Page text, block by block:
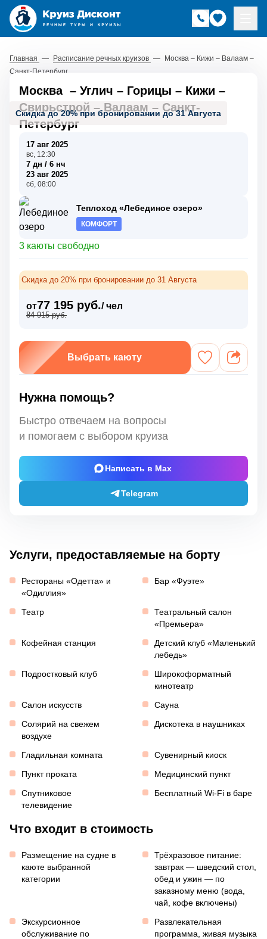
Главная — Расписание речных круизов — Москва – Кижи – Валаам –
Санкт-Петербург
Скидка до 20% при бронировании до 31 Августа
Москва – Углич – Горицы – Кижи –
Свирьстрой –Валаам – Санкт-
Петербург
17 авг 2025
вс, 12:30
7 дн / 6 нч
23 авг 2025
сб, 08:00
Теплоход «Лебединое озеро»
КОМФОРТ
3 каюты свободно
Скидка до 20% при бронировании до 31 Августа
от77 195 руб./ чел
84 915 руб.
Выбрать каюту
Нужна помощь?
Быстро отвечаем на вопросы
и помогаем с выбором круиза
Написать в Max
Telegram
Услуги, предоставляемые на борту
Рестораны «Одетта» и
«Одиллия»
Бар «Фуэте»
Театр
Театральный салон
«Премьера»
Кофейная станция
Детский клуб «Маленький
лебедь»
Подростковый клуб
Широкоформатный
кинотеатр
Салон искусств
Сауна
Солярий на свежем
воздухе
Дискотека в наушниках
Гладильная комната
Сувенирный киоск
Пункт проката
Медицинский пункт
Спутниковое
телевидение
Бесплатный Wi-Fi в баре
Что входит в стоимость
Размещение на судне в
каюте выбранной
категории
Трёхразовое питание:
завтрак — шведский стол,
обед и ужин — по
заказному меню (вода,
чай, кофе включены)
Экскурсионное
обслуживание по
Развлекательная
программа, живая музыка